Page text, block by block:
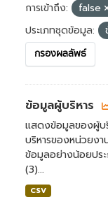
การเข้าถึง: false
ประเภทชุดข้อมูล:
กรองผลลัพธ์
ข้อมูลผู้บริหาร
แสดงข้อมูลของผู้บ
บริหารของหน่วยง
ข้อมูลอย่างน้อยปร
(3)...
CSV